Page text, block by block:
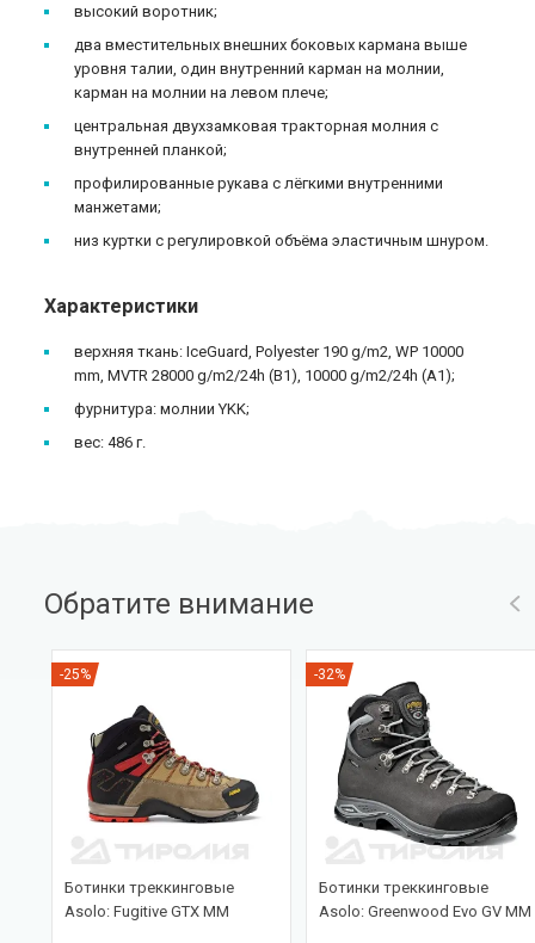
высокий воротник;
два вместительных внешних боковых кармана выше
уровня талии, один внутренний карман на молнии,
карман на молнии на левом плече;
центральная двухзамковая тракторная молния с
внутренней планкой;
профилированные рукава с лёгкими внутренними
манжетами;
низ куртки с регулировкой объёма эластичным шнуром.
Характеристики
верхняя ткань: IceGuard, Polyester 190 g/m2, WP 10000
mm, MVTR 28000 g/m2/24h (B1), 10000 g/m2/24h (A1);
фурнитура: молнии YKK;
вес: 486 г.
Обратите внимание
-25%
Ботинки треккинговые
Asolo: Fugitive GTX MM
-32%
Ботинки треккинговые
Asolo: Greenwood Evo GV MM